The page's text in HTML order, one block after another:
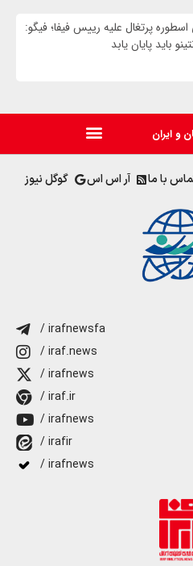
پرتغال علیه رییس فیفا؛ فیگو:
باید پایان یابد
و ایران
با ما آر اس اس گوگل نیوز
/ irafnewsfa
/ iraf.news
/ irafnews
/ iraf.ir
/ irafnews
/ irafir
/ irafnews